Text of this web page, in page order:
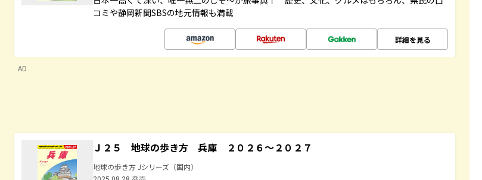
コミや静岡新聞SBSの地元情報も満載
詳細を見る
AD
Ｊ２５ 地球の歩き方 兵庫 ２０２６～２０２７
地球の歩き方 Jシリーズ（国内）